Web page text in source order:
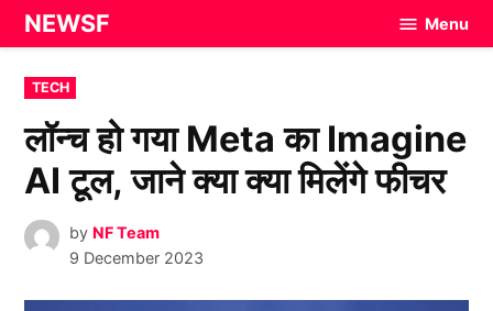
Skip
to
content
NEWSF Menu
POSTED
IN
TECH
लॉन्च हो गया Meta का Imagine
AI टूल, जाने क्या क्या मिलेंगे फीचर
by NF Team
9 December 2023